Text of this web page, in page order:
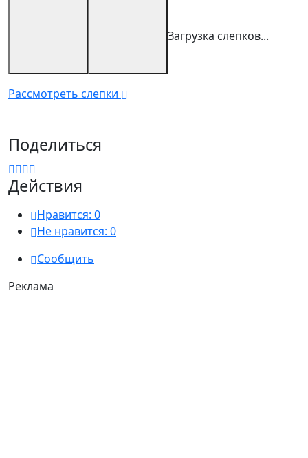
Загрузка слепков...
Рассмотреть слепки
Поделиться
Действия
Нравится: 0
Не нравится: 0
Сообщить
Реклама